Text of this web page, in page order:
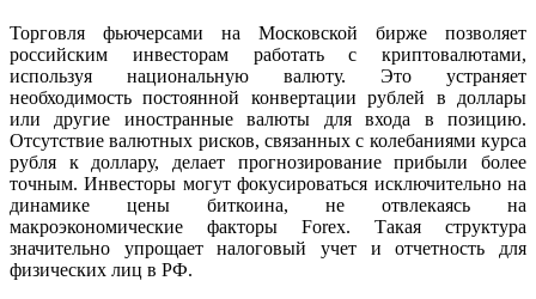
Торговля фьючерсами на Московской бирже позволяет
российским инвесторам работать с криптовалютами,
используя национальную валюту. Это устраняет
необходимость постоянной конвертации рублей в доллары
или другие иностранные валюты для входа в позицию.
Отсутствие валютных рисков, связанных с колебаниями курса
рубля к доллару, делает прогнозирование прибыли более
точным. Инвесторы могут фокусироваться исключительно на
динамике цены биткоина, не отвлекаясь на
макроэкономические факторы Forex. Такая структура
значительно упрощает налоговый учет и отчетность для
физических лиц в РФ.